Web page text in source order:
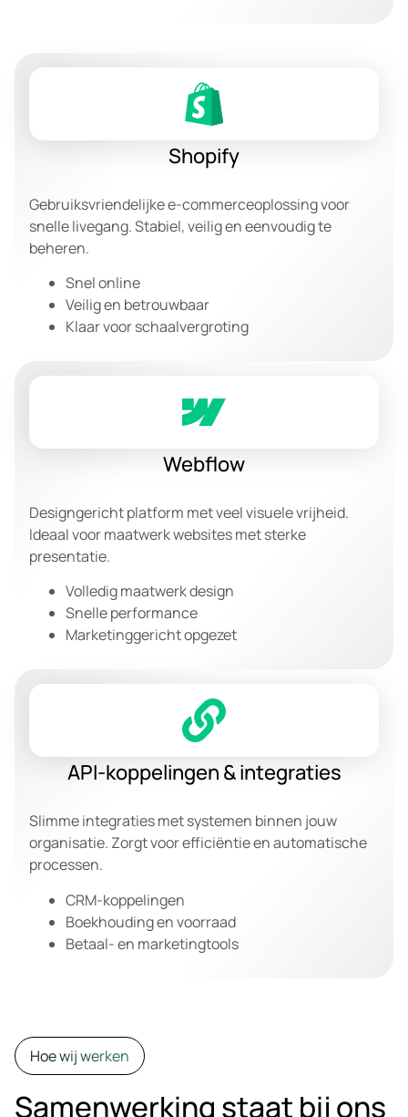
Shopify
Gebruiksvriendelijke e-commerceoplossing voor
snelle livegang. Stabiel, veilig en eenvoudig te
beheren.
Snel online
Veilig en betrouwbaar
Klaar voor schaalvergroting
Webflow
Designgericht platform met veel visuele vrijheid.
Ideaal voor maatwerk websites met sterke
presentatie.
Volledig maatwerk design
Snelle performance
Marketinggericht opgezet
API-koppelingen & integraties
Slimme integraties met systemen binnen jouw
organisatie. Zorgt voor efficiëntie en automatische
processen.
CRM-koppelingen
Boekhouding en voorraad
Betaal- en marketingtools
Hoe wij werken
Samenwerking staat bij ons